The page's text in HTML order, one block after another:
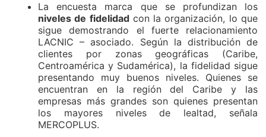
La encuesta marca que se profundizan los
niveles de fidelidadcon la organización, lo que
sigue demostrando el fuerte relacionamiento
LACNIC – asociado. Según la distribución de
clientes por zonas geográficas (Caribe,
Centroamérica y Sudamérica), la fidelidad sigue
presentando muy buenos niveles. Quienes se
encuentran en la región del Caribe y las
empresas más grandes son quienes presentan
los mayores niveles de lealtad, señala
MERCOPLUS.